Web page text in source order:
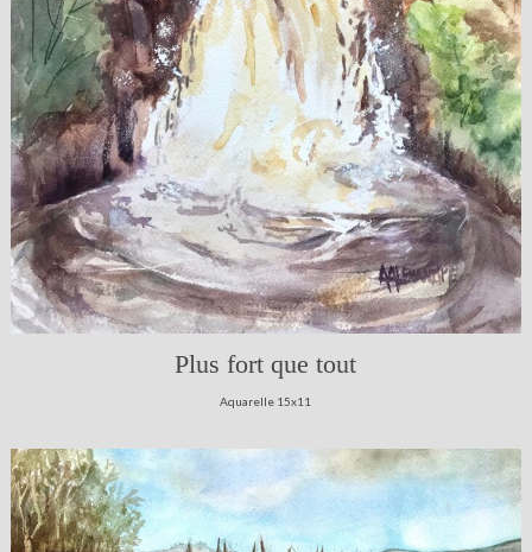
Plus fort que tout
Aquarelle 15x11